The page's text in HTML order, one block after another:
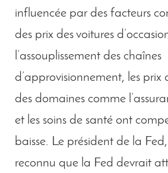
influencée par des facteurs
des prix des voitures
l’assouplissement des chaînes
d’approvisionnement, les prix
des domaines comme
et les soins de santé ont
baisse. Le président de la
reconnu que la Fed devrait